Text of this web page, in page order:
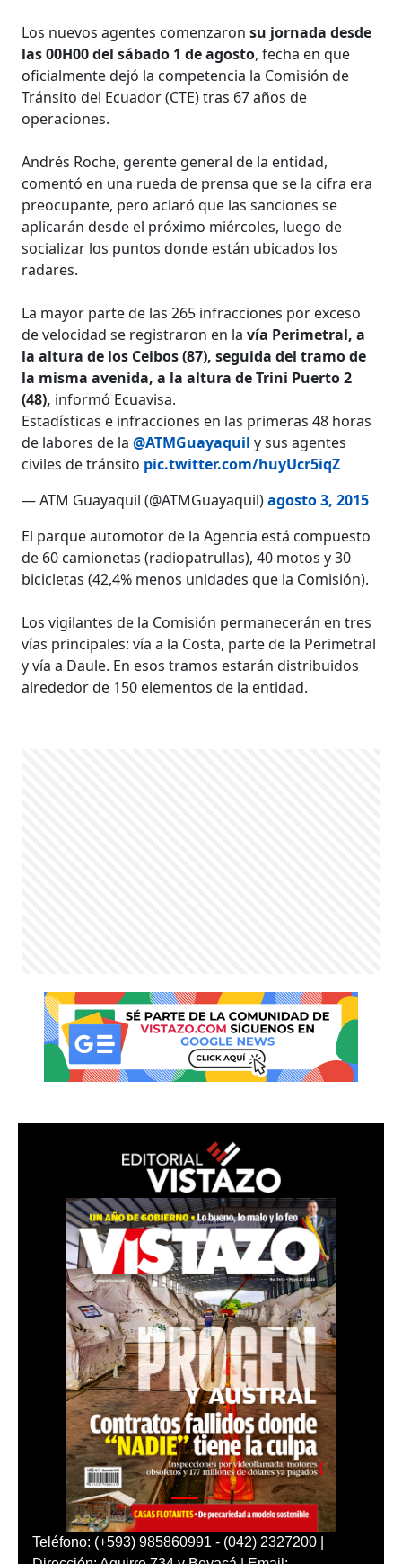
Los nuevos agentes comenzaronsu jornada desde
las 00H00 del sábado 1 de agosto, fecha en que
oficialmente dejó la competencia la Comisión de
Tránsito del Ecuador (CTE) tras 67 años de
operaciones.
Andrés Roche, gerente general de la entidad,
comentó en una rueda de prensa que se la cifra era
preocupante, pero aclaró que las sanciones se
aplicarán desde el próximo miércoles, luego de
socializar los puntos donde están ubicados los
radares.
La mayor parte de las 265 infracciones por exceso
de velocidad se registraron en lavía Perimetral, a
la altura de los Ceibos (87), seguida del tramo de
la misma avenida, a la altura de Trini Puerto 2
(48), informó Ecuavisa.
Estadísticas e infracciones en las primeras 48 horas
de labores de la@ATMGuayaquil y sus agentes
civiles de tránsito pic.twitter.com/huyUcr5iqZ
— ATM Guayaquil (@ATMGuayaquil)agosto 3, 2015
El parque automotor de la Agencia está compuesto
de 60 camionetas (radiopatrullas), 40 motos y 30
bicicletas (42,4% menos unidades que la Comisión).
Los vigilantes de la Comisión permanecerán en tres
vías principales: vía a la Costa, parte de la Perimetral
y vía a Daule. En esos tramos estarán distribuidos
alrededor de 150 elementos de la entidad.
Teléfono: (+593) 985860991 - (042) 2327200 |